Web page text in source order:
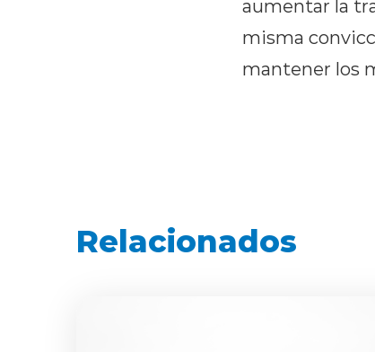
aumentar la
misma
mantener los
Relacionados